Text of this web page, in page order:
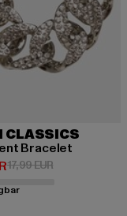
CLASSICS
Bracelet
Preis: 12,05 EUR
17,99 EURAktionspreis: